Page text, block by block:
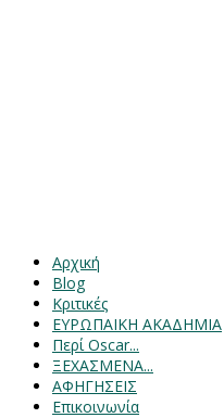
Αρχική
Blog
Κριτικές
ΕΥΡΩΠΑΙΚΗ ΑΚΑΔΗΜΙΑ
Περί Oscar...
ΞΕΧΑΣΜΕΝΑ...
ΑΦΗΓΗΣΕΙΣ
Επικοινωνία